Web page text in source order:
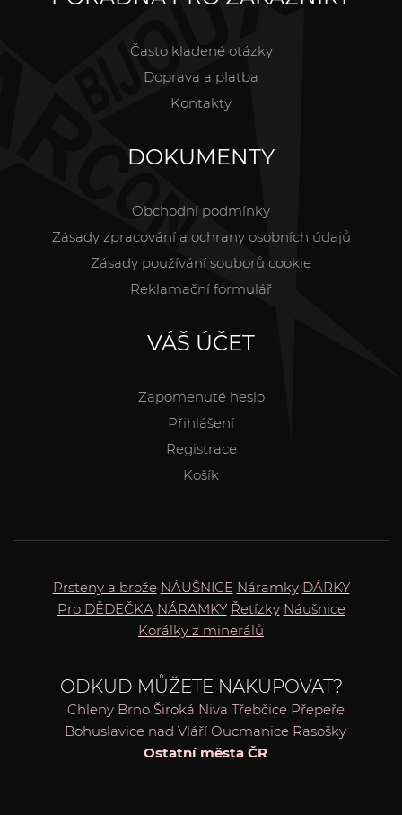
Často kladené otázky
Doprava a platba
Kontakty
DOKUMENTY
Obchodní podmínky
Zásady zpracování a ochrany osobních údajů
Zásady používání souborů cookie
Reklamační formulář
VÁŠ ÚČET
Zapomenuté heslo
Přihlášení
Registrace
Košík
Prsteny a brože NÁUŠNICE Náramky DÁRKY
Pro DĚDEČKA NÁRAMKY Řetízky Náušnice
Korálky z minerálů
ODKUD MŮŽETE NAKUPOVAT?
Chleny Brno Široká Niva Třebčice Přepeře
Bohuslavice nad Vláří Oucmanice Rasošky
Ostatní města ČR